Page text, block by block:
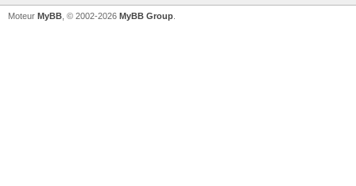
Moteur MyBB , © 2002-2026 MyBB Group